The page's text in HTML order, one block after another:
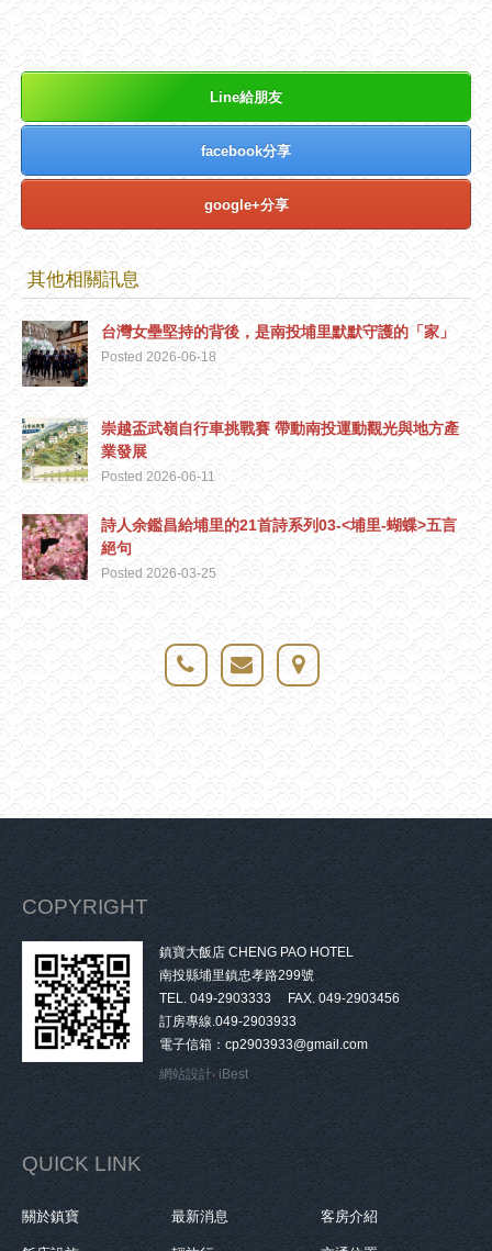
Line給朋友
facebook分享
google+分享
其他相關訊息
台灣女壘堅持的背後，是南投埔里默默守護的「家」
Posted 2026-06-18
崇越盃武嶺自行車挑戰賽 帶動南投運動觀光與地方產
業發展
Posted 2026-06-11
詩人余鑑昌給埔里的21首詩系列03-<埔里-蝴蝶>五言
絕句
Posted 2026-03-25
COPYRIGHT
鎮寶大飯店 CHENG PAO HOTEL
南投縣埔里鎮忠孝路299號
TEL. 049-2903333 FAX. 049-2903456
訂房專線.049-2903933
電子信箱：cp2903933@gmail.com
網站設計‧ iBest
QUICK LINK
關於鎮寶 最新消息 客房介紹